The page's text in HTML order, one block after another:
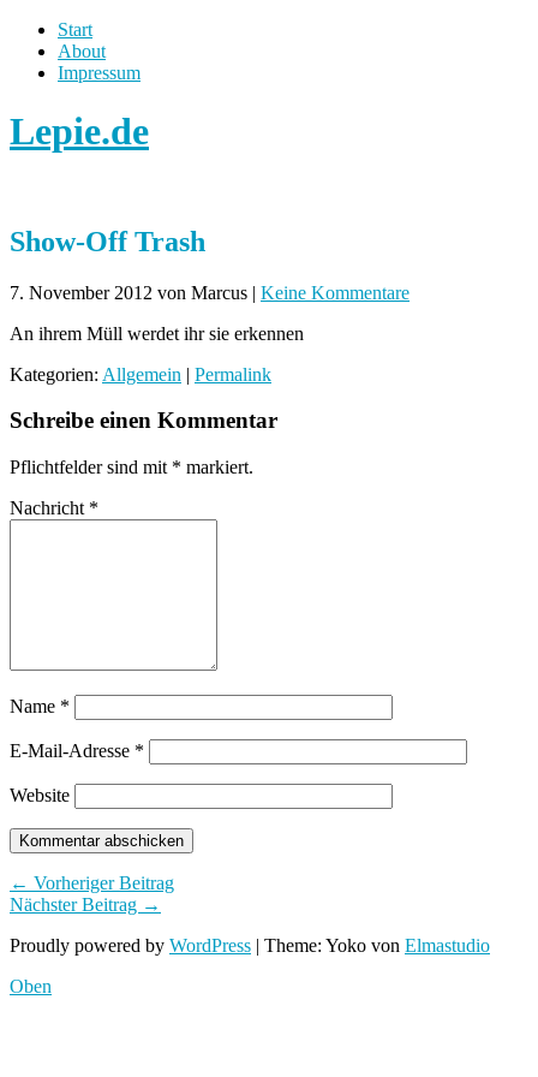
Start
About
Impressum
Lepie.de
Show-Off Trash
7. November 2012 von Marcus | Keine Kommentare
An ihrem Müll werdet ihr sie erkennen
Kategorien: Allgemein | Permalink
Schreibe einen Kommentar
Pflichtfelder sind mit * markiert.
Nachricht *
Name *
E-Mail-Adresse *
Website
← Vorheriger Beitrag
Nächster Beitrag →
Proudly powered by WordPress | Theme: Yoko von Elmastudio
Oben